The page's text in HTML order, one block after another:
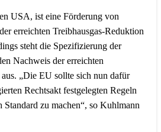
USA, ist eine Förderung von
erreichten Treibhausgas-Reduktion
steht die Spezifizierung der
Nachweis der erreichten
„Die EU sollte sich nun dafür
Rechtsakt festgelegten Regeln
Standard zu machen“, so Kuhlmann